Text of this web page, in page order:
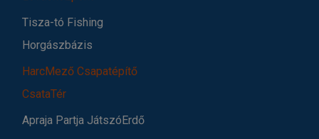
Tisza-tó Fishing
Horgászbázis
HarcMező Csapatépítő
CsataTér
Apraja Partja JátszóErdő